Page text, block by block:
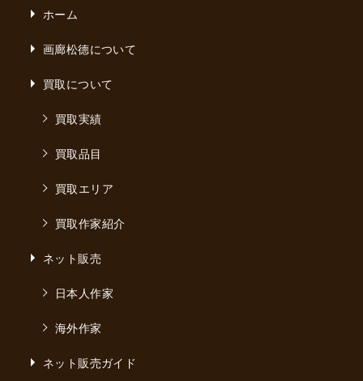
ホーム
画廊松德について
買取について
買取実績
買取品目
買取エリア
買取作家紹介
ネット販売
日本人作家
海外作家
ネット販売ガイド